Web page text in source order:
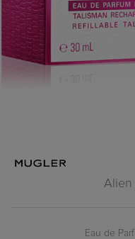
Alien
Eau de